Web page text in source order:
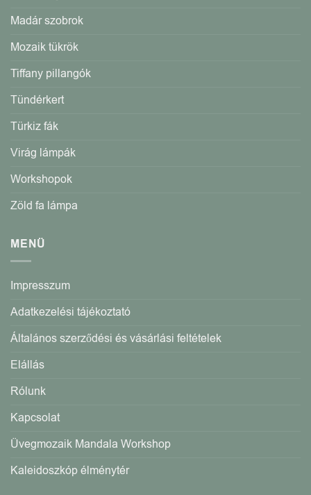
Madár szobrok
Mozaik tükrök
Tiffany pillangók
Tündérkert
Türkiz fák
Virág lámpák
Workshopok
Zöld fa lámpa
MENÜ
Impresszum
Adatkezelési tájékoztató
Általános szerződési és vásárlási feltételek
Elállás
Rólunk
Kapcsolat
Üvegmozaik Mandala Workshop
Kaleidoszkóp élménytér